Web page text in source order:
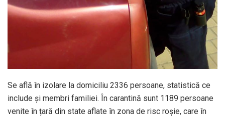
Se află în izolare la domiciliu 2336 persoane, statistică ce
include și membri familiei. În carantină sunt 1189 persoane
venite în țară din state aflate în zona de risc roșie, care în